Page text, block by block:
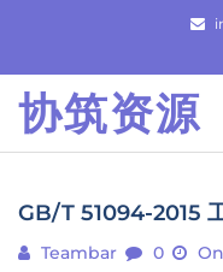
content
协筑资源
GB/T 51094-2015
Teambar 0